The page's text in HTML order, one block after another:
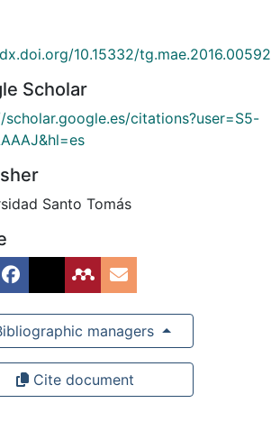
10.15332/tg.mae.2016.00592
Scholar
scholar.google.es/citations?user=S5-
Santo Tomás
managers
Cite document